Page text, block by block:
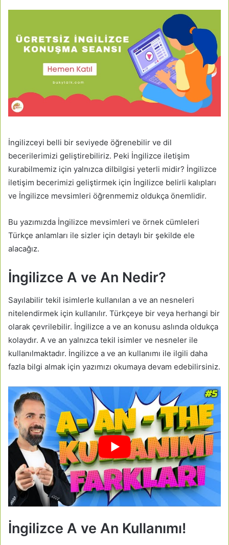
İngilizceyi belli bir seviyede öğrenebilir ve dil
becerilerimizi geliştirebiliriz. Peki İngilizce iletişim
kurabilmemiz için yalnızca dilbilgisi yeterli midir? İngilizce
iletişim becerimizi geliştirmek için İngilizce belirli kalıpları
ve İngilizce mevsimleri öğrenmemiz oldukça önemlidir.
Bu yazımızda İngilizce mevsimleri ve örnek cümleleri
Türkçe anlamları ile sizler için detaylı bir şekilde ele
alacağız.
İngilizce A ve An Nedir?
Sayılabilir tekil isimlerle kullanılan a ve an nesneleri
nitelendirmek için kullanılır. Türkçeye bir veya herhangi bir
olarak çevrilebilir. İngilizce a ve an konusu aslında oldukça
kolaydır. A ve an yalnızca tekil isimler ve nesneler ile
kullanılmaktadır. İngilizce a ve an kullanımı ile ilgili daha
fazla bilgi almak için yazımızı okumaya devam edebilirsiniz.
İngilizce A ve An Kullanımı!